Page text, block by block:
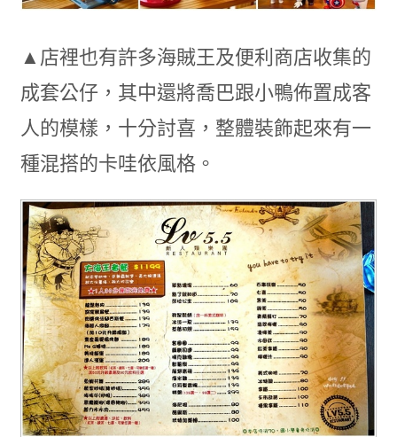
▲店裡也有許多海賊王及便利商店收集的
成套公仔，其中還將喬巴跟小鴨佈置成客
人的模樣，十分討喜，整體裝飾起來有一
種混搭的卡哇依風格。